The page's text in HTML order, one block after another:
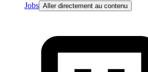
Jobs Aller directement au contenu